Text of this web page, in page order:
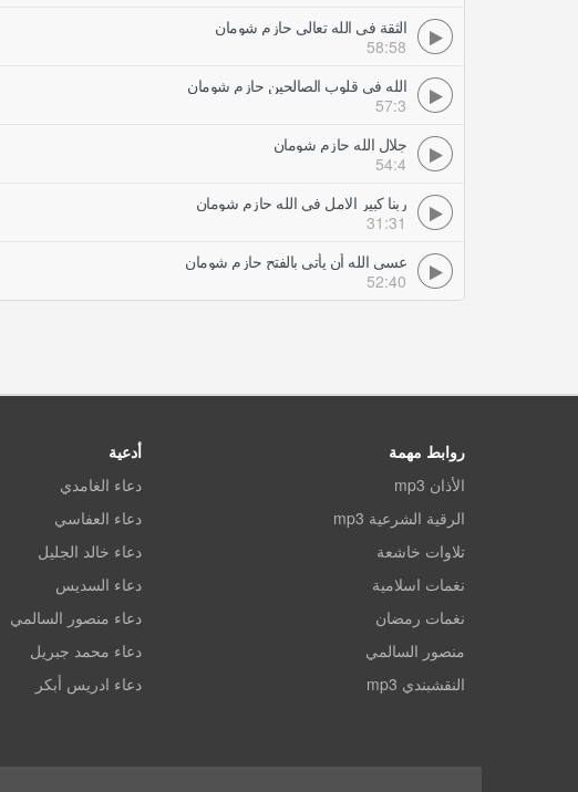
الثقة فى الله تعالى حازم شومان
58:58
الله فى قلوب الصالحين حازم شومان
57:3
جلال الله حازم شومان
54:4
ربنا كبير الامل في الله حازم شومان
31:31
عسى الله أن يأتى بالفتح حازم شومان
52:40
روابط مهمة
الأذان mp3
الرقية الشرعية mp3
تلاوات خاشعة
نغمات اسلامية
نغمات رمضان
منصور السالمي
النقشبندي mp3
أدعية
دعاء الغامدي
دعاء العفاسي
دعاء خالد الجليل
دعاء السديس
دعاء منصور السالمي
دعاء محمد جبريل
دعاء ادريس أبكر